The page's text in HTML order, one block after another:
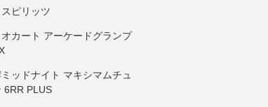
ピリッツ
カート アーケードグランプ
ッドナイト マキシマムチュ
6RR PLUS